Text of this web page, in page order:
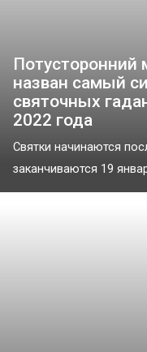
Потусторонний
назван самый
святочных
2022 года
Святки начинаются
заканчиваются 19